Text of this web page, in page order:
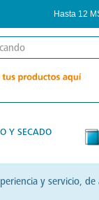
Hasta 12
Y SECADO
y servicio,